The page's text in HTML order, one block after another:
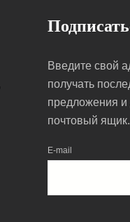
Введите свой
получать
предложения
почтовый ящик.
E-mail